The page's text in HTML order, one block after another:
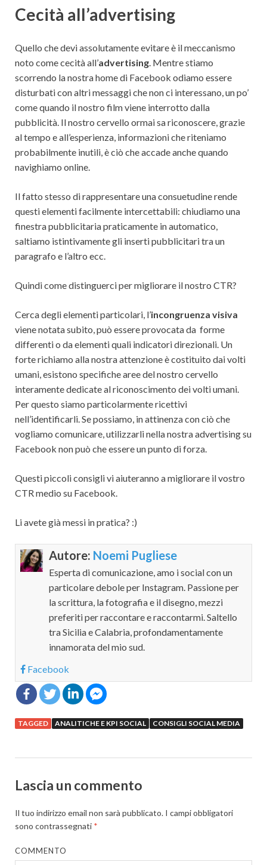
Cecità all’advertising
Quello che devi assolutamente evitare è il meccanismo
noto come cecità all’advertising. Mentre stiamo
scorrendo la nostra home di Facebook odiamo essere
disturbati con altri messaggi che non ci interessano, un po’
come quando il nostro film viene interrotto dalla
pubblicità. Il nostro cervello ormai sa riconoscere, grazie
al tempo e all’esperienza, informazioni che riteniamo
probabilmente inutili, è ciò che accade anche quando
navighiamo online.
Il fatto stesso di rappresentare una consuetudine rende
questi elementi facilmente intercettabili: chiudiamo una
finestra pubblicitaria praticamente in automatico,
saltiamo istintivamente gli inserti pubblicitari tra un
paragrafo e l’altro ecc.
Quindi come distinguerci per migliorare il nostro CTR?
Cerca degli elementi particolari, l’incongruenza visiva
viene notata subito, può essere provocata da forme
differenti o da elementi quali indicatori direzionali. Un
forte richiamo alla nostra attenzione è costituito dai volti
umani, esistono specifiche aree del nostro cervello
interamente dedicate al riconoscimento dei volti umani.
Per questo siamo particolarmente ricettivi
nell’identificarli. Se possiamo, in attinenza con ciò che
vogliamo comunicare, utilizzarli nella nostra advertising su
Facebook non può che essere un punto di forza.
Questi piccoli consigli vi aiuteranno a migliorare il vostro
CTR medio su Facebook.
Li avete già messi in pratica? :)
Autore: Noemi Pugliese
Esperta di comunicazione, amo i social con un
particolare debole per Instagram. Passione per
la scrittura, la fotografia e il disegno, mezzi
preferiti per raccontare e raccontarmi. Saltello
tra Sicilia e Calabria, profondamentamente
innamorata del mio sud.
Facebook
TAGGED ANALITICHE E KPI SOCIAL CONSIGLI SOCIAL MEDIA
Lascia un commento
Il tuo indirizzo email non sarà pubblicato. I campi obbligatori
sono contrassegnati *
COMMENTO